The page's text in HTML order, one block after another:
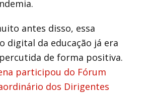
antes disso, essa
digital da educação já era
de forma positiva.
participou do Fórum
dos Dirigentes